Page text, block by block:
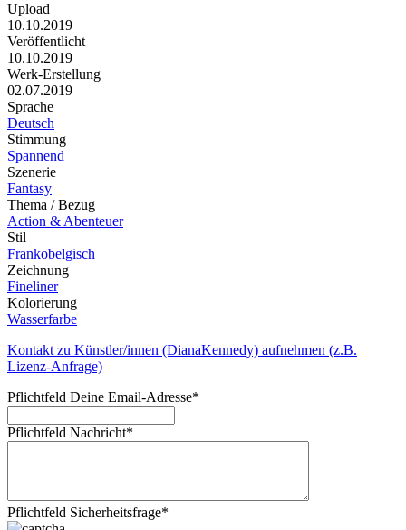
Upload
10.10.2019
Veröffentlicht
10.10.2019
Werk-Erstellung
02.07.2019
Sprache
Deutsch
Stimmung
Spannend
Szenerie
Fantasy
Thema / Bezug
Action & Abenteuer
Stil
Frankobelgisch
Zeichnung
Fineliner
Kolorierung
Wasserfarbe
Kontakt zu Künstler/innen (DianaKennedy) aufnehmen (z.B.
Lizenz-Anfrage)
Pflichtfeld Deine Email-Adresse*
Pflichtfeld Nachricht*
Pflichtfeld Sicherheitsfrage*